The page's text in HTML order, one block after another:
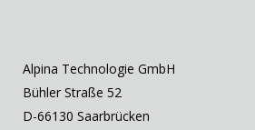
Alpina Technologie GmbH
Bühler Straße 52
D-66130 Saarbrücken